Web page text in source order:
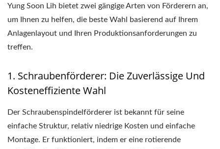
Yung Soon Lih bietet zwei gängige Arten von Förderern an,
um Ihnen zu helfen, die beste Wahl basierend auf Ihrem
Anlagenlayout und Ihren Produktionsanforderungen zu
treffen.
1. Schraubenförderer: Die Zuverlässige Und
Kosteneffiziente Wahl
Der Schraubenspindelförderer ist bekannt für seine
einfache Struktur, relativ niedrige Kosten und einfache
Montage. Er funktioniert, indem er eine rotierende